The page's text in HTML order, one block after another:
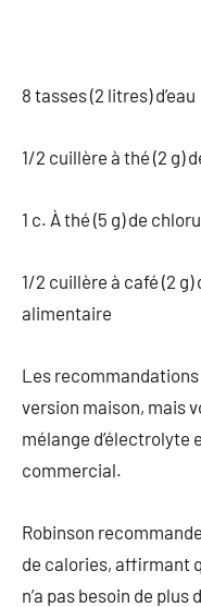
8 tasses (2 litres) d’eau
1/2 cuillère à thé (2 g)
1 c. À thé (5 g) de
1/2 cuillère à café (2 g)
alimentaire
Les recommandations
version maison, mais
mélange d’électrolyte
commercial.
Robinson
de calories, affirmant
n’a pas besoin de